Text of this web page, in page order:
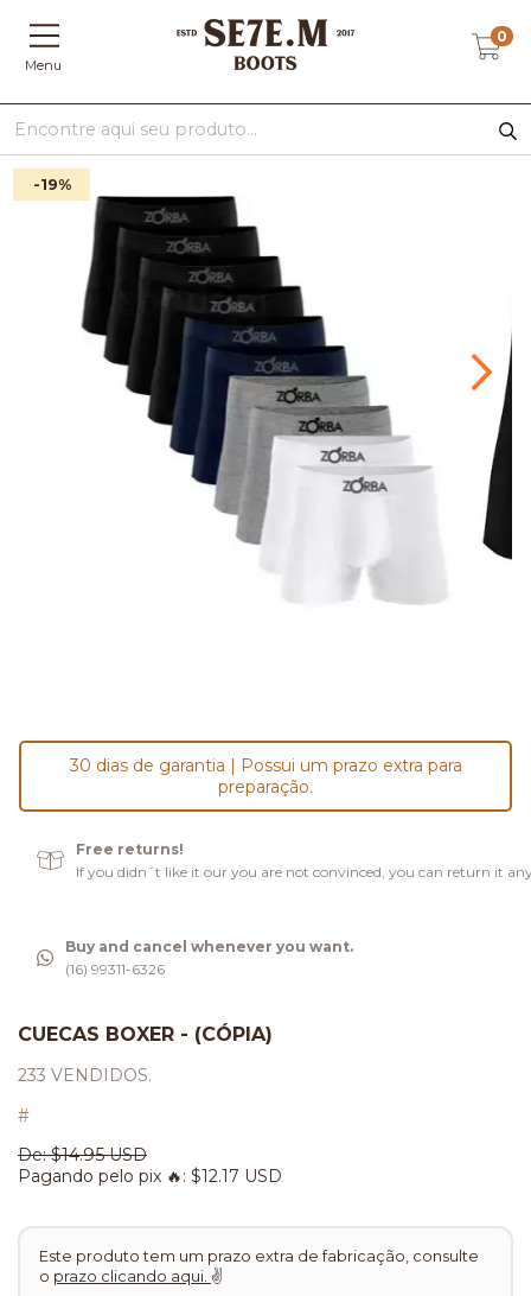
Menu
0
-19%
30 dias de garantia | Possui um prazo extra para
preparação.
Free returns!
If you didn´t like it our you are not convinced, you can return it
Buy and cancel whenever you want.
(16) 99311-6326
CUECAS BOXER - (CÓPIA)
233 VENDIDOS.
#
De:$14.95 USD
Pagando pelo pix 🔥: $12.17 USD
Este produto tem um prazo extra de fabricação, consulte
o prazo clicando aqui. ✌